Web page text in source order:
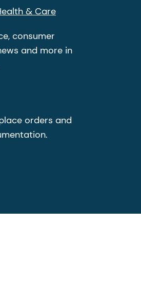
& Care
consumer
and more in
orders and